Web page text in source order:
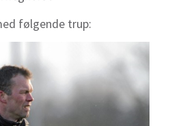
følgende trup: